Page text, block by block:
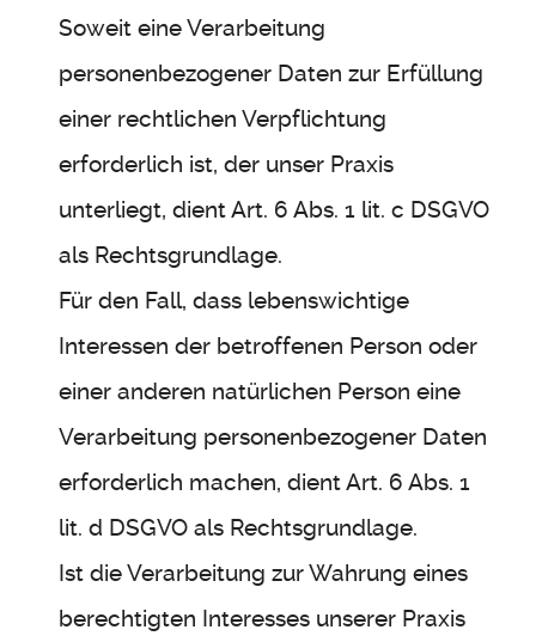
Soweit eine Verarbeitung
personenbezogener Daten zur Erfüllung
einer rechtlichen Verpflichtung
erforderlich ist, der unser Praxis
unterliegt, dient Art. 6 Abs. 1 lit. c DSGVO
als Rechtsgrundlage.
Für den Fall, dass lebenswichtige
Interessen der betroffenen Person oder
einer anderen natürlichen Person eine
Verarbeitung personenbezogener Daten
erforderlich machen, dient Art. 6 Abs. 1
lit. d DSGVO als Rechtsgrundlage.
Ist die Verarbeitung zur Wahrung eines
berechtigten Interesses unserer Praxis